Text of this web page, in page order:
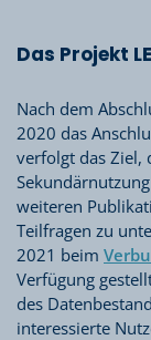
Das Projekt
Nach dem
2020 das
verfolgt das Ziel,
weiteren
Teilfragen zu
2021 beim
Verfügung
des
interessierte